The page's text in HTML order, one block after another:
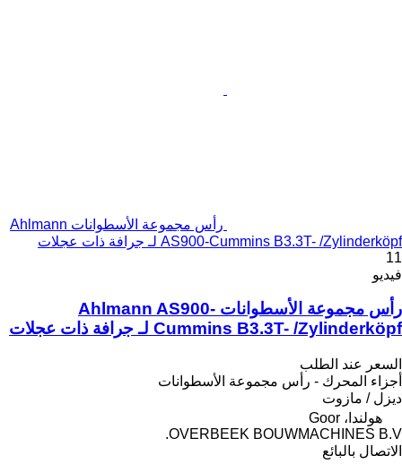
رأس مجموعة الأسطوانات Ahlmann
AS900-Cummins B3.3T- /Zylinderköpf لـ جرافة ذات عجلات
11
فيديو
رأس مجموعة الأسطوانات Ahlmann AS900-
Cummins B3.3T- /Zylinderköpf لـ جرافة ذات عجلات
السعر عند الطلب
أجزاء المحرك - رأس مجموعة الأسطوانات
ديزل / مازوت
هولندا، Goor
OVERBEEK BOUWMACHINES B.V.
الاتصال بالبائع